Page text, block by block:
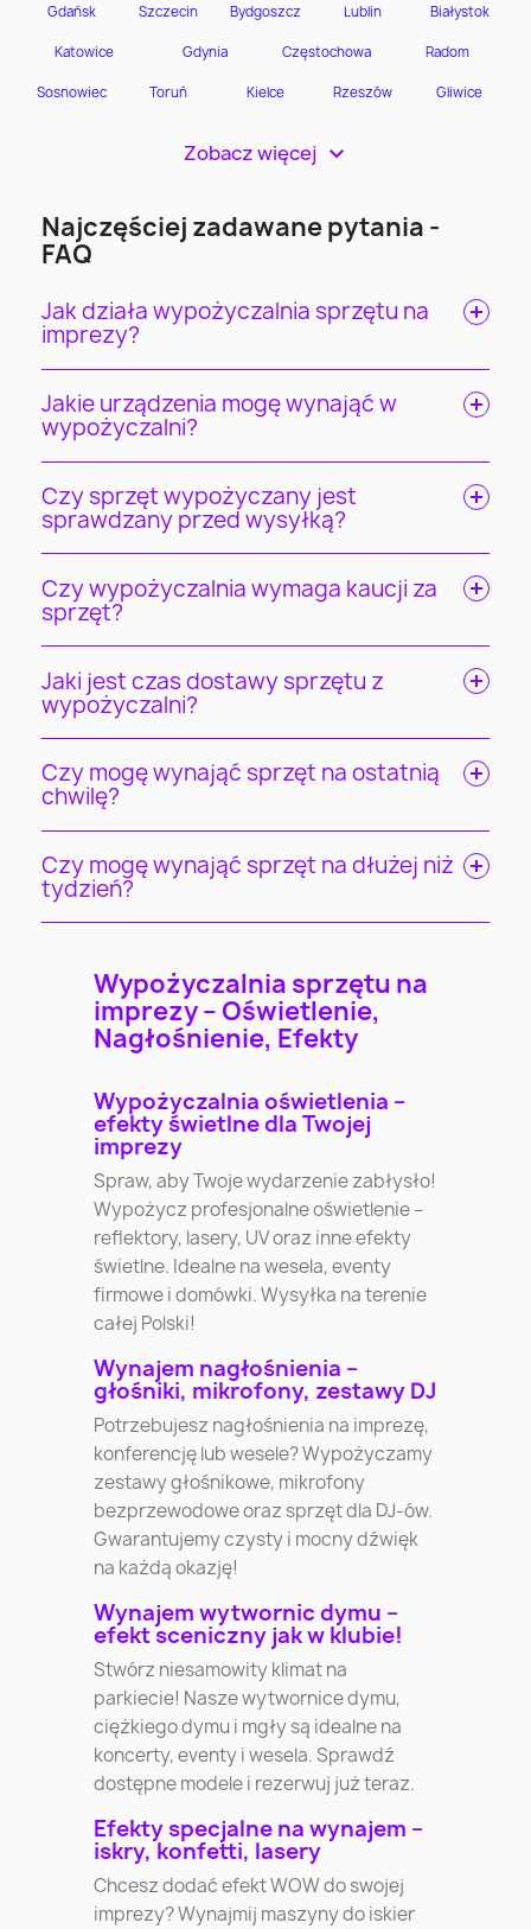
Zobacz więcej >
Najczęściej zadawane pytania -
FAQ
Jak działa wypożyczalnia sprzętu na
imprezy?
Jakie urządzenia mogę wynająć w
wypożyczalni?
Czy sprzęt wypożyczany jest
sprawdzany przed wysyłką?
Czy wypożyczalnia wymaga kaucji za
sprzęt?
Jaki jest czas dostawy sprzętu z
wypożyczalni?
Czy mogę wynająć sprzęt na ostatnią
chwilę?
Czy mogę wynająć sprzęt na dłużej niż
tydzień?
Wypożyczalnia sprzętu na
imprezy – Oświetlenie,
Nagłośnienie, Efekty
Wypożyczalnia oświetlenia –
efekty świetlne dla Twojej
imprezy
Spraw, aby Twoje wydarzenie zabłysło!
Wypożycz profesjonalne oświetlenie –
reflektory, lasery, UV oraz inne efekty
świetlne. Idealne na wesela, eventy
firmowe i domówki. Wysyłka na terenie
całej Polski!
Wynajem nagłośnienia –
głośniki, mikrofony, zestawy DJ
Potrzebujesz nagłośnienia na imprezę,
konferencję lub wesele? Wypożyczamy
zestawy głośnikowe, mikrofony
bezprzewodowe oraz sprzęt dla DJ-ów.
Gwarantujemy czysty i mocny dźwięk
na każdą okazję!
Wynajem wytwornic dymu –
efekt sceniczny jak w klubie!
Stwórz niesamowity klimat na
parkiecie! Nasze wytwornice dymu,
ciężkiego dymu i mgły są idealne na
koncerty, eventy i wesela. Sprawdź
dostępne modele i rezerwuj już teraz.
Efekty specjalne na wynajem –
iskry, konfetti, lasery
Chcesz dodać efekt WOW do swojej
imprezy? Wynajmij maszyny do iskier